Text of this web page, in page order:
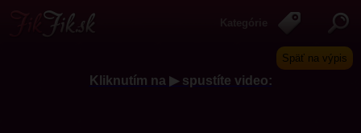
Späť na výpis
Kliknutím na ▶ spustíte video: